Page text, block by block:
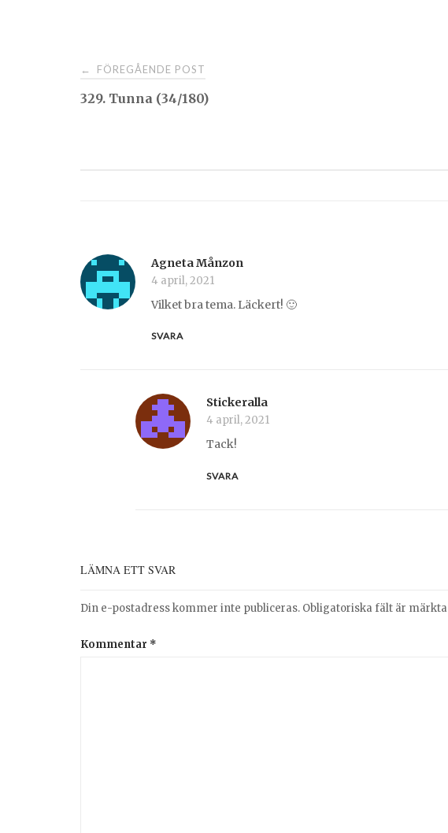
Post
navigation
← FÖREGÅENDE POST
329. Tunna (34/180)
Agneta Månzon
4 april, 2021
Vilket bra tema. Läckert! 🙂
SVARA
Stickeralla
4 april, 2021
Tack!
SVARA
LÄMNA ETT SVAR
Din e-postadress kommer inte publiceras. Obligatoriska fält är märkta
Kommentar *